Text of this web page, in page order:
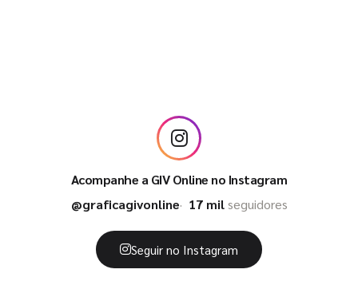
Acompanhe a GIV Online no Instagram
@graficagivonline
17 milseguidores
Seguir no Instagram